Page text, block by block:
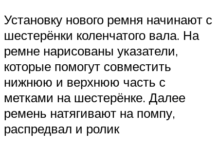
Установку нового ремня начинают с
шестерёнки коленчатого вала. На
ремне нарисованы указатели,
которые помогут совместить
нижнюю и верхнюю часть с
метками на шестерёнке. Далее
ремень натягивают на помпу,
распредвал и ролик